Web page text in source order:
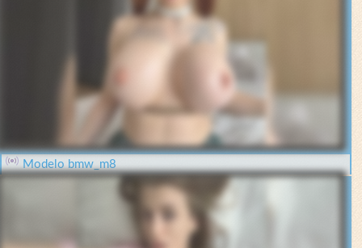
Modelo bmw_m8